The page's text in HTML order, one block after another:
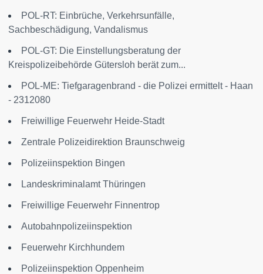
POL-RT: Einbrüche, Verkehrsunfälle,
Sachbeschädigung, Vandalismus
POL-GT: Die Einstellungsberatung der
Kreispolizeibehörde Gütersloh berät zum...
POL-ME: Tiefgaragenbrand - die Polizei ermittelt - Haan
- 2312080
Freiwillige Feuerwehr Heide-Stadt
Zentrale Polizeidirektion Braunschweig
Polizeiinspektion Bingen
Landeskriminalamt Thüringen
Freiwillige Feuerwehr Finnentrop
Autobahnpolizeiinspektion
Feuerwehr Kirchhundem
Polizeiinspektion Oppenheim